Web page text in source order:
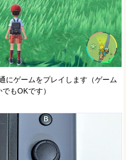
にゲームをプレイします（ゲーム
もOKです）